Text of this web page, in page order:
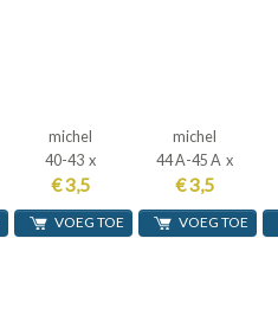
michel
40-43 x
€ 3,5
VOEG TOE
michel
44 A-45 A x
€ 3,5
VOEG TOE